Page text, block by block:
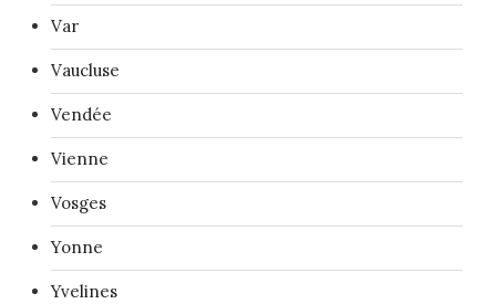
Var
Vaucluse
Vendée
Vienne
Vosges
Yonne
Yvelines